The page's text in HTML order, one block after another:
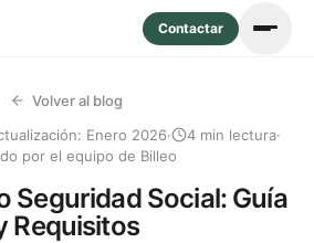
Contactar
Volver al blog
Enero 2026· 4 min lectura·
por el equipo de Billeo
Seguridad Social: Guía
Requisitos